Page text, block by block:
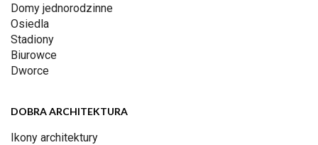
Domy jednorodzinne
Osiedla
Stadiony
Biurowce
Dworce
DOBRA ARCHITEKTURA
Ikony architektury